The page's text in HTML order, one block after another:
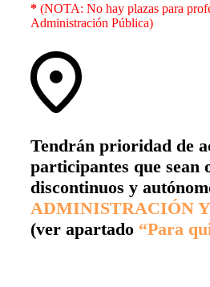
* (NOTA: No hay plazas para
Administración Pública)
Tendrán prioridad de
participantes que sean
discontinuos y
ADMINISTRACIÓN
(ver apartado “Para